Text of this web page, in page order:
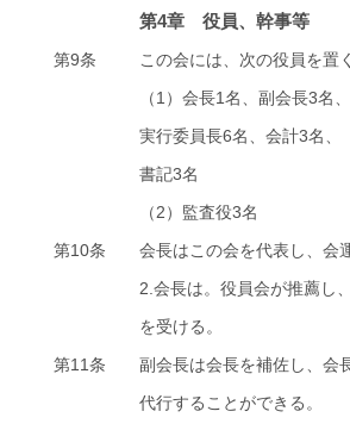
第4章 役員、幹事等
第9条
この会には、次の役員を置
（1）会長1名、副会長3名
実行委員長6名、会計3名、
書記3名
（2）監査役3名
第10条
会長はこの会を代表し、会
2.会長は。役員会が推薦し
を受ける。
第11条
副会長は会長を補佐し、会
代行することができる。